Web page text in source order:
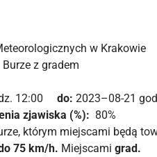
w Krakowie
Burze z gradem
12:00 do: 2023–08-21
zjawiska (%): 80%
którym miejscami będą
75 km/h. Miejscami grad.